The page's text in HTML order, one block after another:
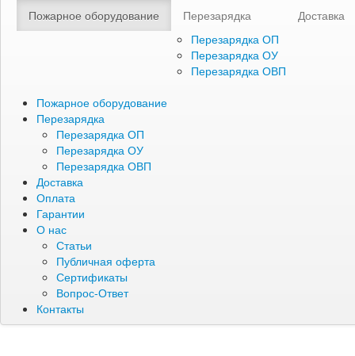
Пожарное оборудование
Перезарядка
Перезарядка ОП
Перезарядка ОУ
Перезарядка ОВП
Доставка
Пожарное оборудование
Перезарядка
Перезарядка ОП
Перезарядка ОУ
Перезарядка ОВП
Доставка
Оплата
Гарантии
О нас
Статьи
Публичная оферта
Сертификаты
Вопрос-Ответ
Контакты